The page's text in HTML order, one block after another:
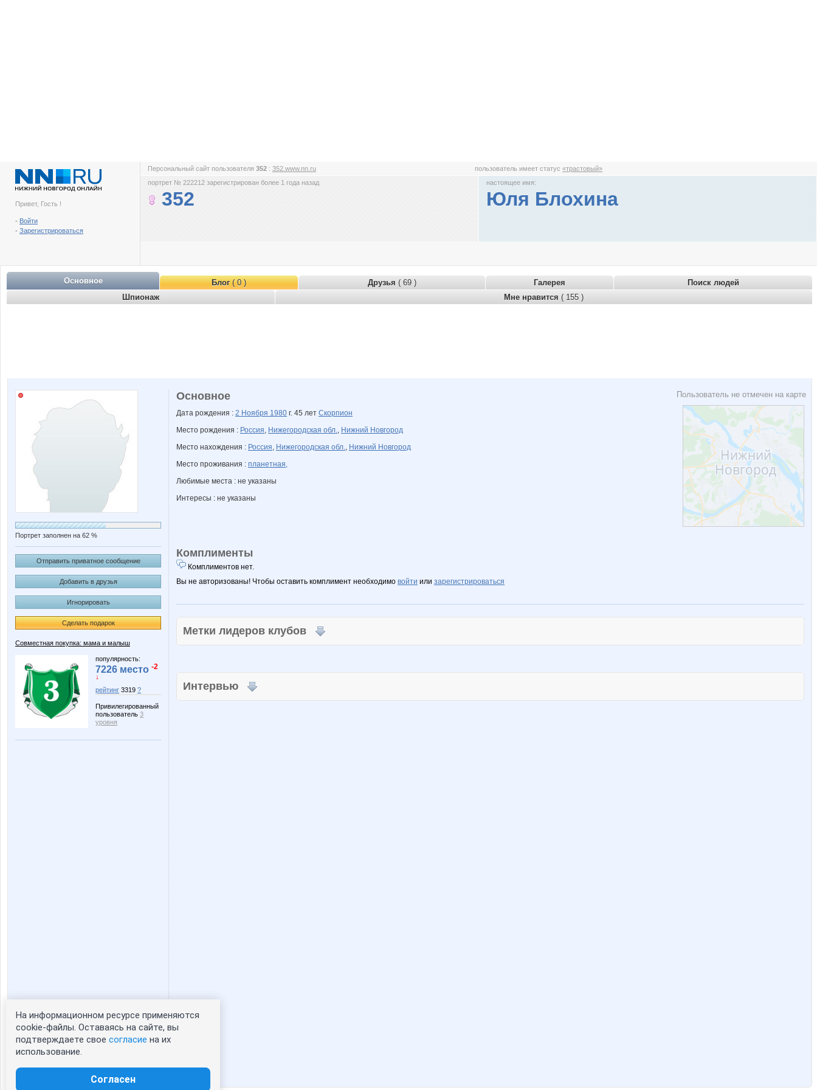
Привет, Гость !
- Войти
- Зарегистрироваться
Персональный сайт пользователя 352 : 352.www.nn.ru пользователь имеет статус«трастовый»
портрет № 222212 зарегистрирован более 1 года назад
352
настоящее имя:
Юля Блохина
Основное Блог( 0 ) Друзья ( 69 ) Галерея
Поиск людей
Шпионаж
Мне нравится ( 155 )
Портрет заполнен на 62 %
Отправить приватное сообщение
Добавить в друзья
Игнорировать
Сделать подарок
Совместная покупка: мама и малыш
популярность:
7226 место -2
↓
рейтинг 3319 ?
Привилегированный
пользователь 3
уровня
Статистика портрета:
сейчас просматривают портрет - 0
зарегистрированные пользователи
Пользователь не отмечен на карте
Основное
Дата рождения : 2 Ноября 1980 г. 45 лет Скорпион
Место рождения : Россия, Нижегородская обл., Нижний Новгород
Место нахождения : Россия, Нижегородская обл., Нижний Новгород
Место проживания : планетная,
Любимые места : не указаны
Интересы : не указаны
Комплименты
Комплиментов нет.
Вы не авторизованы! Чтобы оставить комплимент необходимо войти или зарегистрироваться
Метки лидеров клубов
Интервью
На информационном ресурсе применяются
cookie-файлы. Оставаясь на сайте, вы
подтверждаете свое согласие на их
использование.
Согласен